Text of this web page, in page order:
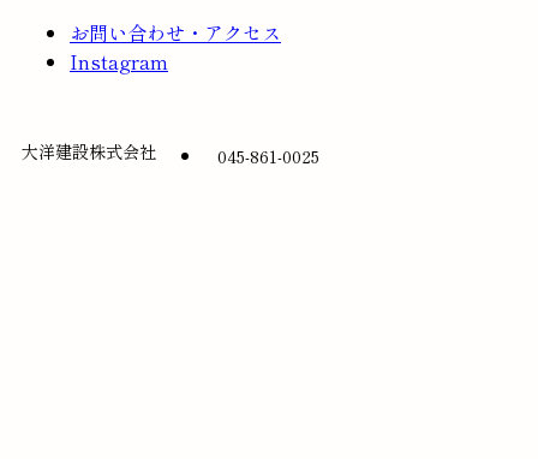
お問い合わせ・アクセス
Instagram
大洋建設株式会社 045-861-0025